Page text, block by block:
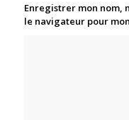
Enregistrer mon nom,
le navigateur pour